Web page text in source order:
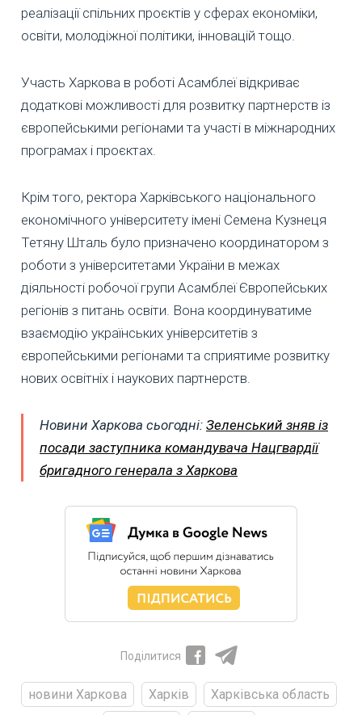
реалізації спільних проєктів у сферах економіки,
освіти, молодіжної політики, інновацій тощо.
Участь Харкова в роботі Асамблеї відкриває
додаткові можливості для розвитку партнерств із
європейськими регіонами та участі в міжнародних
програмах і проєктах.
Крім того, ректора Харківського національного
економічного університету імені Семена Кузнеця
Тетяну Шталь було призначено координатором з
роботи з університетами України в межах
діяльності робочої групи Асамблеї Європейських
регіонів з питань освіти. Вона координуватиме
взаємодію українських університетів з
європейськими регіонами та сприятиме розвитку
нових освітніх і наукових партнерств.
Новини Харкова сьогодні: Зеленський зняв із
посади заступника командувача Нацгвардії
бригадного генерала з Харкова
Поділитися
новини Харкова Харків
Харківська область